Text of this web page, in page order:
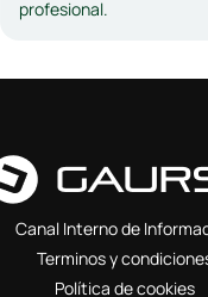
profesional.
Canal Interno de
Terminos y
Política de cookies